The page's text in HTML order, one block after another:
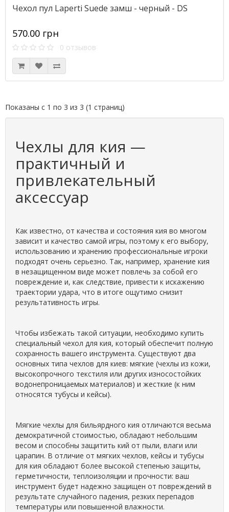
Чехол пул Laperti Suede замш - черный - DS
570.00 грн
0 отзывов
Показаны с 1 по 3 из 3 (1 страниц)
Чехлы для кия —
практичный и
привлекательный
аксессуар
Как известно, от качества и состояния кия во многом
зависит и качество самой игры, поэтому к его выбору,
использованию и хранению профессиональные игроки
подходят очень серьезно. Так, например, хранение кия
в незащищенном виде может повлечь за собой его
повреждение и, как следствие, привести к искажению
траектории удара, что в итоге ощутимо снизит
результативность игры.
Чтобы избежать такой ситуации, необходимо купить
специальный чехол для кия, который обеспечит полную
сохранность вашего инструмента. Существуют два
основных типа чехлов для киев: мягкие (чехлы из кожи,
высокопрочного текстиля или других износостойких
водонепроницаемых материалов) и жесткие (к ним
относятся тубусы и кейсы).
Мягкие чехлы для бильярдного кия отличаются весьма
демократичной стоимостью, обладают небольшим
весом и способны защитить кий от пыли, влаги или
царапин. В отличие от мягких чехлов, кейсы и тубусы
для кия обладают более высокой степенью защиты,
герметичности, теплоизоляции и прочности: ваш
инструмент будет надежно защищен от повреждений в
результате случайного падения, резких перепадов
температуры или повышенной влажности.